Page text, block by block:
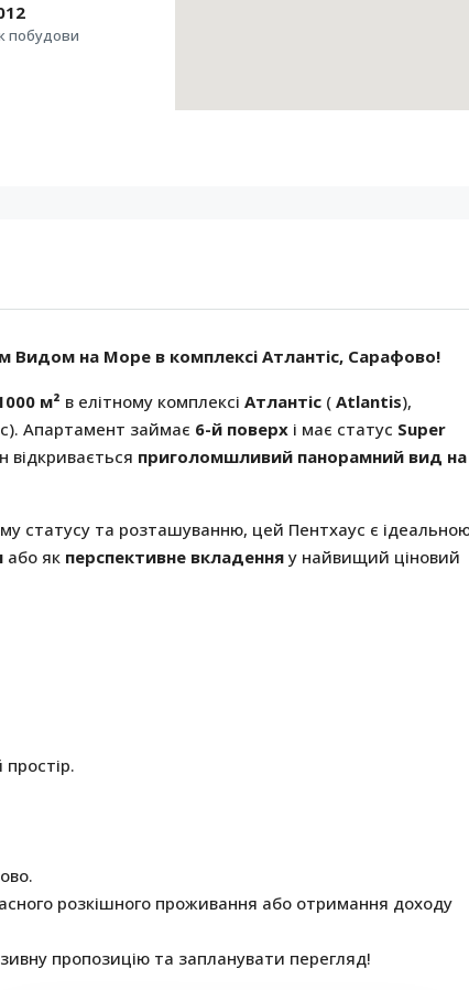
побудови
Видом на Море в комплексі Атлантіс, Сарафово!
м² в елітному комплексі Атлантіс ( Atlantis),
Апартамент займає 6-й поверх і має статус Super
відкривається приголомшливий панорамний вид на
статусу та розташуванню, цей Пентхаус є
або як перспективне вкладення у найвищий ціновий
розкішного проживання або отримання доходу
пропозицію та запланувати перегляд!